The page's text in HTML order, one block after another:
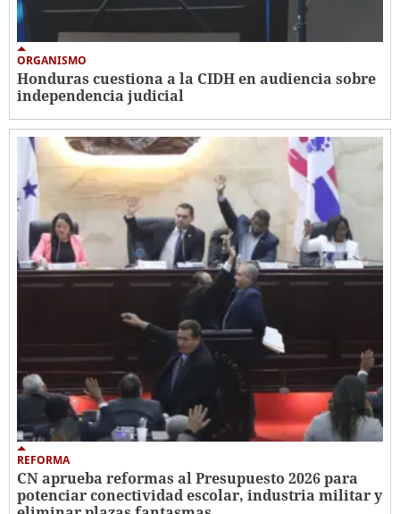
ORGANISMO
Honduras cuestiona a la CIDH en audiencia sobre
independencia judicial
REFORMA
CN aprueba reformas al Presupuesto 2026 para
potenciar conectividad escolar, industria militar y